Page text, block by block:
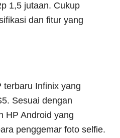
1,5 jutaan. Cukup
dan fitur yang
terbaru Infinix yang
Sesuai dengan
HP Android yang
penggemar foto selfie.